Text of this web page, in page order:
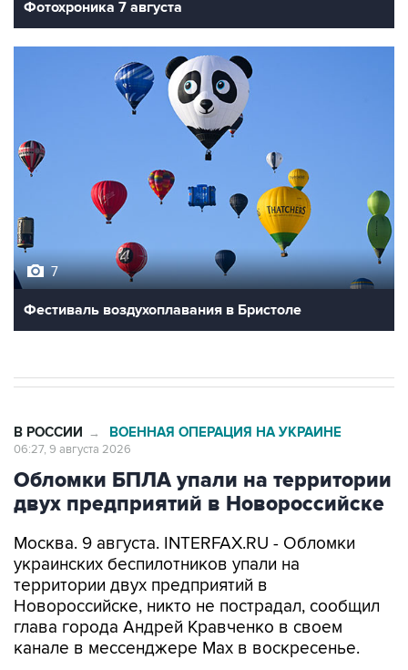
Фестиваль воздухоплавания в Бристоле
Обломки БПЛА упали на территории
двух предприятий в Новороссийске
Москва. 9 августа. INTERFAX.RU - Обломки
территории двух предприятий в
Новороссийске, никто не пострадал, сообщил
глава города Андрей Кравченко в своем
канале в мессенджере Max в воскресенье.
"Обломки БПЛА упали на территории двух